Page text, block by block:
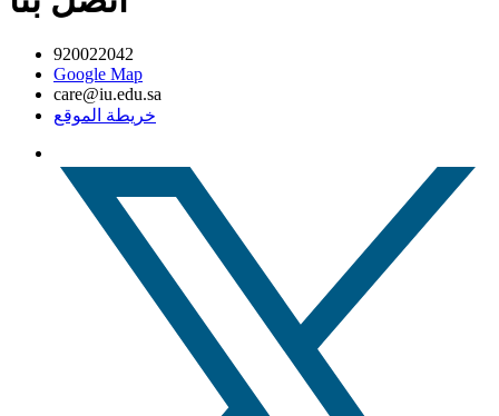
920022042
Google Map
care@iu.edu.sa
خريطة الموقع